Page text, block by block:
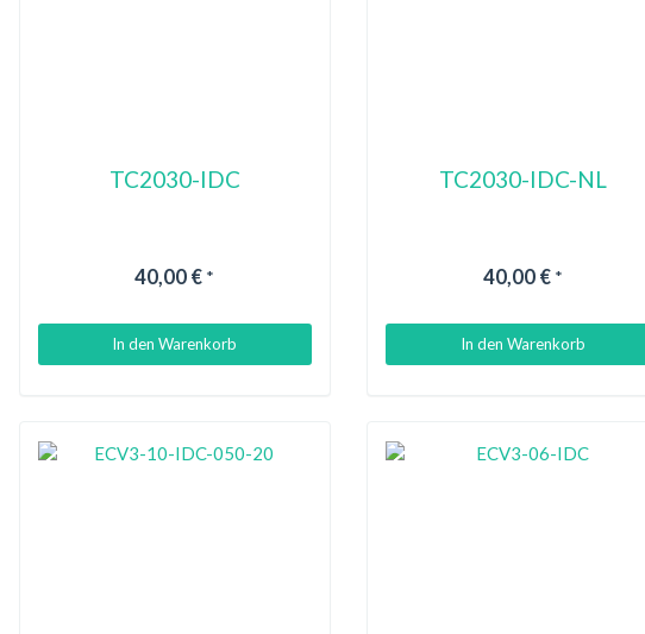
TC2030-IDC
40,00 € *
In den Warenkorb
TC2030-IDC-NL
40,00 €*
In den Warenkorb